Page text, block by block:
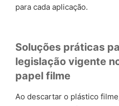
para cada aplicação.
Soluções práticas
legislação vigente
papel filme
Ao descartar o plástico